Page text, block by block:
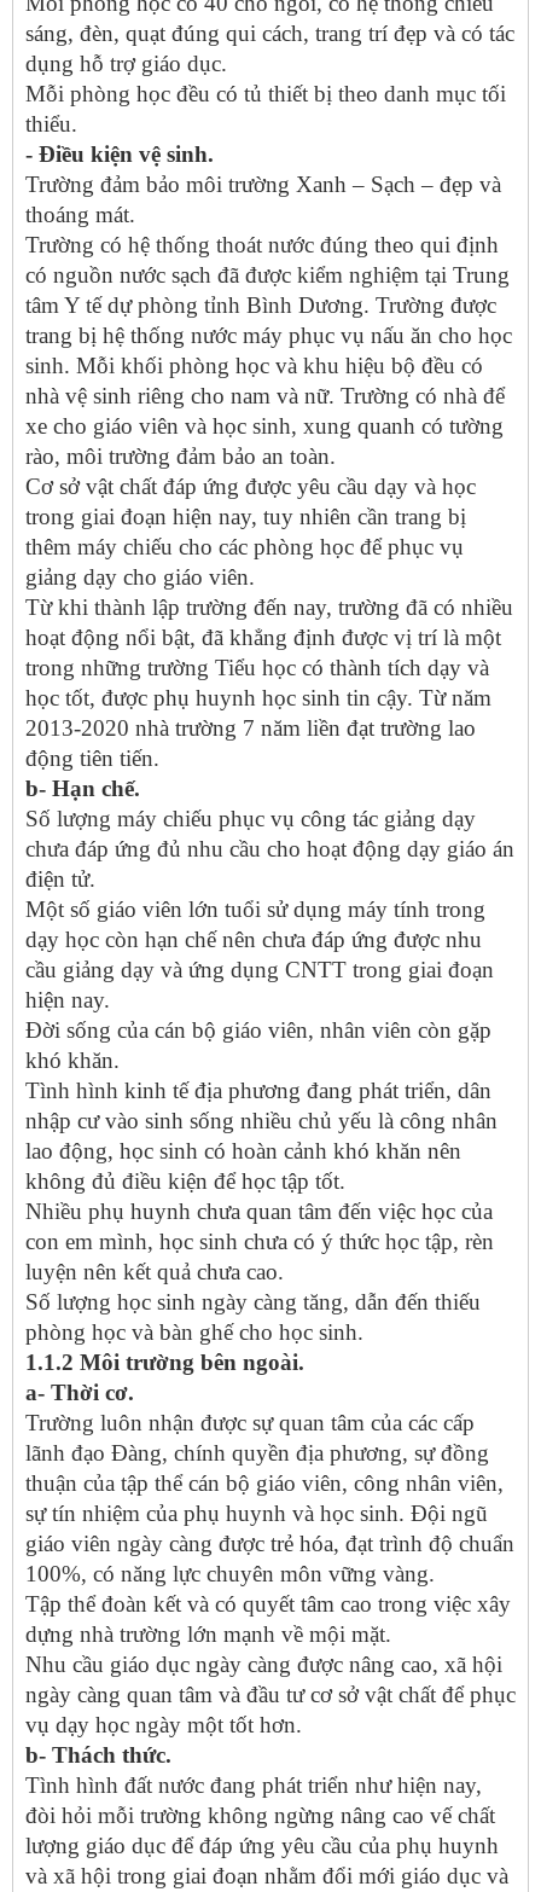
sáng, đèn, quạt đúng qui cách, trang trí đẹp và có tác
dụng hỗ trợ giáo dục.
Mỗi phòng học đều có tủ thiết bị theo danh mục tối
thiểu.
- Điều kiện vệ sinh.
Trường đảm bảo môi trường Xanh – Sạch – đẹp và
thoáng mát.
Trường có hệ thống thoát nước đúng theo qui định
có nguồn nước sạch đã được kiểm nghiệm tại Trung
tâm Y tế dự phòng tỉnh Bình Dương. Trường được
trang bị hệ thống nước máy phục vụ nấu ăn cho học
sinh. Mỗi khối phòng học và khu hiệu bộ đều có
nhà vệ sinh riêng cho nam và nữ. Trường có nhà để
xe cho giáo viên và học sinh, xung quanh có tường
rào, môi trường đảm bảo an toàn.
Cơ sở vật chất đáp ứng được yêu cầu dạy và học
trong giai đoạn hiện nay, tuy nhiên cần trang bị
thêm máy chiếu cho các phòng học để phục vụ
giảng dạy cho giáo viên.
Từ khi thành lập trường đến nay, trường đã có nhiều
hoạt động nổi bật, đã khẳng định được vị trí là một
trong những trường Tiểu học có thành tích dạy và
học tốt, được phụ huynh học sinh tin cậy. Từ năm
2013-2020 nhà trường 7 năm liền đạt trường lao
động tiên tiến.
b- Hạn chế.
Số lượng máy chiếu phục vụ công tác giảng dạy
chưa đáp ứng đủ nhu cầu cho hoạt động dạy giáo án
điện tử.
Một số giáo viên lớn tuổi sử dụng máy tính trong
dạy học còn hạn chế nên chưa đáp ứng được nhu
cầu giảng dạy và ứng dụng CNTT trong giai đoạn
hiện nay.
Đời sống của cán bộ giáo viên, nhân viên còn gặp
khó khăn.
Tình hình kinh tế địa phương đang phát triển, dân
nhập cư vào sinh sống nhiều chủ yếu là công nhân
lao động, học sinh có hoàn cảnh khó khăn nên
không đủ điều kiện để học tập tốt.
Nhiều phụ huynh chưa quan tâm đến việc học của
con em mình, học sinh chưa có ý thức học tập, rèn
luyện nên kết quả chưa cao.
Số lượng học sinh ngày càng tăng, dẫn đến thiếu
phòng học và bàn ghế cho học sinh.
1.1.2 Môi trường bên ngoài.
a- Thời cơ.
Trường luôn nhận được sự quan tâm của các cấp
lãnh đạo Đàng, chính quyền địa phương, sự đồng
thuận của tập thể cán bộ giáo viên, công nhân viên,
sự tín nhiệm của phụ huynh và học sinh. Đội ngũ
giáo viên ngày càng được trẻ hóa, đạt trình độ chuẩn
100%, có năng lực chuyên môn vững vàng.
Tập thể đoàn kết và có quyết tâm cao trong việc xây
dựng nhà trường lớn mạnh về mội mặt.
Nhu cầu giáo dục ngày càng được nâng cao, xã hội
ngày càng quan tâm và đầu tư cơ sở vật chất để phục
vụ dạy học ngày một tốt hơn.
b- Thách thức.
Tình hình đất nước đang phát triển như hiện nay,
đòi hỏi mỗi trường không ngừng nâng cao vế chất
lượng giáo dục để đáp ứng yêu cầu của phụ huynh
và xã hội trong giai đoạn nhằm đổi mới giáo dục và